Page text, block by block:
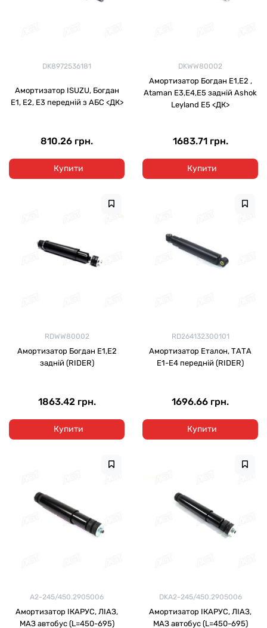
DK8972536181
Амортизатор ISUZU, Богдан
Е1, Е2, Е3 передній з АБС <ДК>
810.26 грн.
Купити
DKWW80002
Амортизатор Богдан Е1,Е2 ,
Ataman Е3,E4,E5 задній Ashok
Leyland E5 <ДК>
1683.71 грн.
Купити
RDWW80002
Амортизатор Богдан Е1,Е2
задній (RIDER)
1863.42 грн.
Купити
RD264132300101
Амортизатор Еталон, ТАТА
Е1-Е4 передній (RIDER)
1696.66 грн.
Купити
А2-245/450.2905006
Амортизатор ІКАРУС, ЛІАЗ,
МАЗ автобус (L=450-695)
DKА2-245/450.2905006
Амортизатор ІКАРУС, ЛІАЗ,
МАЗ автобус (L=450-695)